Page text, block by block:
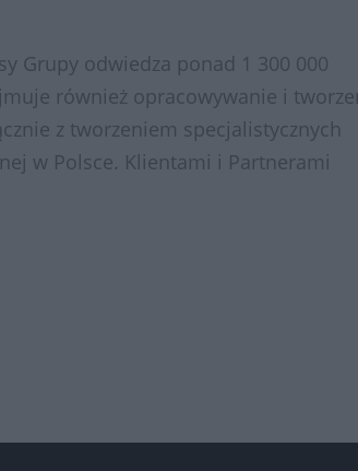
Grupy odwiedza ponad 1 300 000
również opracowywanie i
z tworzeniem specjalistycznych
w Polsce. Klientami i Partnerami